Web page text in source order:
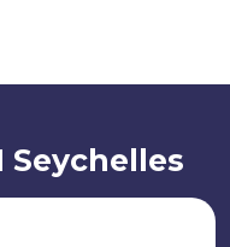
Seychelles